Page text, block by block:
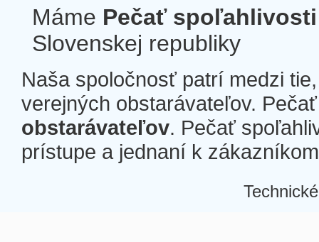
Máme Pečať spoľahlivosti
Slovenskej republiky
Naša spoločnosť patrí medzi
verejných obstarávateľov.
obstarávateľov. Pečať
prístupe a jednaní k